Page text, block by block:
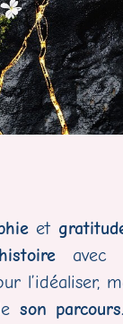
et
avec
l’idéaliser,
son parcours